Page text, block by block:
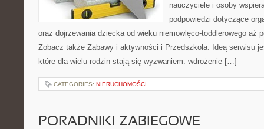
nauczyciele i osoby
podpowiedzi dotyczące
oraz dojrzewania dziecka od wieku niemowlęco-toddlerowego aż
Zobacz także Zabawy i aktywności i Przedszkola. Ideą serwisu
które dla wielu rodzin stają się wyzwaniem: wdrożenie […]
CATEGORIES: NIERUCHOMOŚCI
PORADNIKI ZABIEGOWE